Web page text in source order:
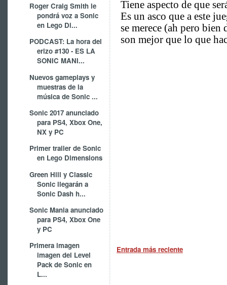
Roger Craig Smith le
pondrá voz a Sonic
en Lego Di...
PODCAST: La hora del
erizo #130 - ES LA
SONIC MANI...
Nuevos gameplays y
muestras de la
música de Sonic ...
Sonic 2017 anunciado
para PS4, Xbox One,
NX y PC
Primer trailer de Sonic
en Lego Dimensions
Green Hill y Classic
Sonic llegarán a
Sonic Dash h...
Sonic Mania anunciado
para PS4, Xbox One
y PC
Primera imagen
imagen del Level
Pack de Sonic en
L...
Entrada más reciente